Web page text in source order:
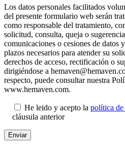
Los datos personales facilitados
del presente formulario web serán
como responsable del tratamiento,
solicitud, consulta, queja o
comunicaciones o cesiones de datos
plazos necesarios para atender su
derechos de acceso, rectificación o
dirigiéndose a
respecto, puede consultar nuestra
www.hemaven.com.
He leido y acepto la política
cláusula anterior